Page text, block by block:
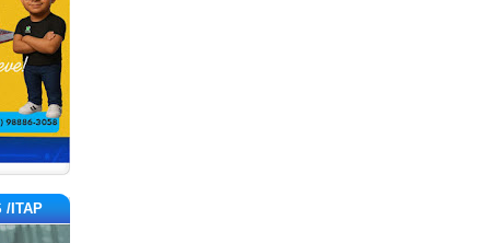
/ITAP